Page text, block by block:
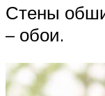
Стены
– обои.